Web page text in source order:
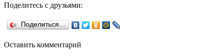
Поделитесь с друзьями:
Поделиться…
Оставить комментарий